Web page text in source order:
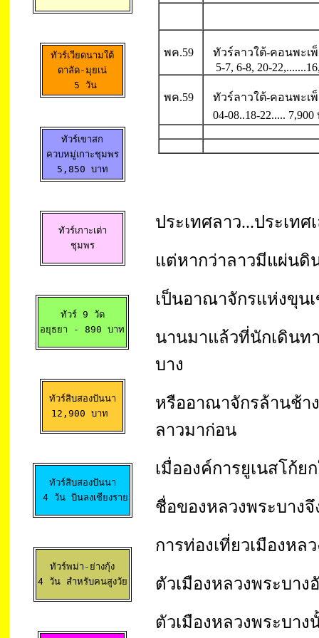
ทัวร์เวียดนามใต้
ดาลัด-มุยเน่
  5 วัน
ทัวร์เขาสก
ควบหมู่เกาะชุมพร
5,850 บาท
ทัวร์เกาะเต่า
ชุมพร
ทัวร์ 9 วัด
อยุธยา
- 890 บาท
ทัวร์สิบสองปันนา
12,900 บาท
ทัวร์สิบสองปันนา
4 วัน บินลงเชียงราย
ทัวร์พม่า-ย่างกุ้ง
4 วัน สำหรับคนสูงวัย
พค.59
ทัวร์ลาวใต้-คอนพะเ
5-7, 6-8, 20-
พค.59
ทัวร์ลาวใต้-คอนพะเ
04-08..18-22..... 7,900
ประเทศลาว...ประเท
แต่หากว่าลาวมีแผ่นดิ
เป็นอาณาจักรแห่งขุน
นานมาแล้วที่นักเดินท
บาง
หรืออาณาจักรล้านช้า
ลาวมาก่อน
เมื่อองค์การยูเนสโก้ย
ชื่อของหลวงพระบาง
การท่องเที่ยวเมืองหล
ตัวเมืองหลวงพระบา
ตัวเมืองหลวงพระบา